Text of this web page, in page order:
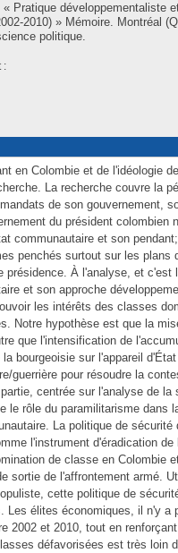
« Pratique développementaliste
2010) » Mémoire. Montréal
politique.
:
en Colombie et de l'idéologie
La recherche couvre la
de son gouvernement,
du président colombien
communautaire et son
penchés surtout sur les plans
présidence. À l'analyse, et c'est
et son approche
les intérêts des classes
Notre hypothèse est que la
que l'intensification de
bourgeoisie sur l'appareil
guerrière pour résoudre la
centrée sur l'analyse de la
le rôle du paramilitarisme dans
La politique de sécurité
l'instrument d'éradication
de classe en Colombie
sortie de l'affrontement armé.
cette politique de
Les élites économiques, il n'y a
2002 et 2010, tout en
défavorisées est très loin